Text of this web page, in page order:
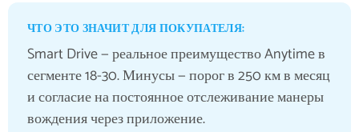
ЧТО ЭТО ЗНАЧИТ ДЛЯ ПОКУПАТЕЛЯ:
Smart Drive — реальное преимущество Anytime в
сегменте 18-30. Минусы — порог в 250 км в месяц
и согласие на постоянное отслеживание манеры
вождения через приложение.